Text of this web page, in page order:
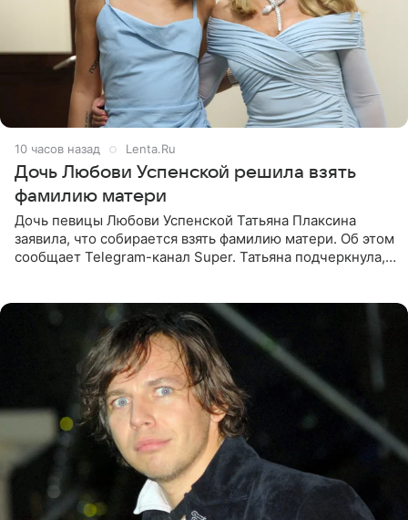
10 часов назад Lenta.Ru
Дочь Любови Успенской решила взять
фамилию матери
Дочь певицы Любови Успенской Татьяна Плаксина
заявила, что собирается взять фамилию матери. Об этом
сообщает Telegram-канал Super. Татьяна подчеркнула,